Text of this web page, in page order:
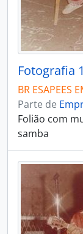
Fotografia
BR ESAPEES
Parte de
Folião com
samba